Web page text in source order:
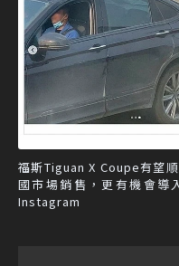
福斯Tiguan X Coupe有望
國市場銷售，更有機會導
Instagram